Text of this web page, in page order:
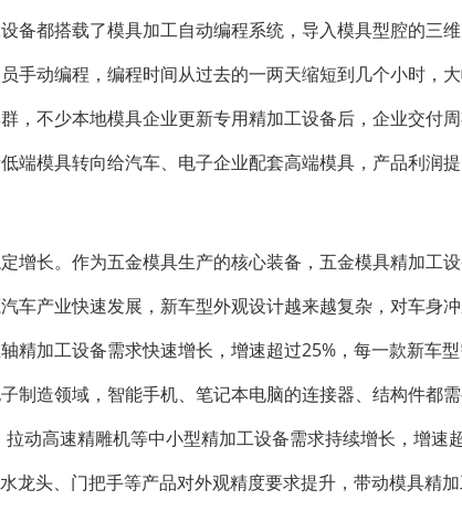
备都搭载了模具加工自动编程系统，导入模具型腔的三
手动编程，编程时间从过去的一两天缩短到几个小时，
，不少本地模具企业更新专用精加工设备后，企业交付
端模具转向给汽车、电子企业配套高端模具，产品利润
增长。作为五金模具生产的核心装备，五金模具精加工
车产业快速发展，新车型外观设计越来越复杂，对车身
精加工设备需求快速增长，增速超过25%，每一款新车
制造领域，智能手机、笔记本电脑的连接器、结构件都
动高速精雕机等中小型精加工设备需求持续增长，增速
龙头、门把手等产品对外观精度要求提升，带动模具精